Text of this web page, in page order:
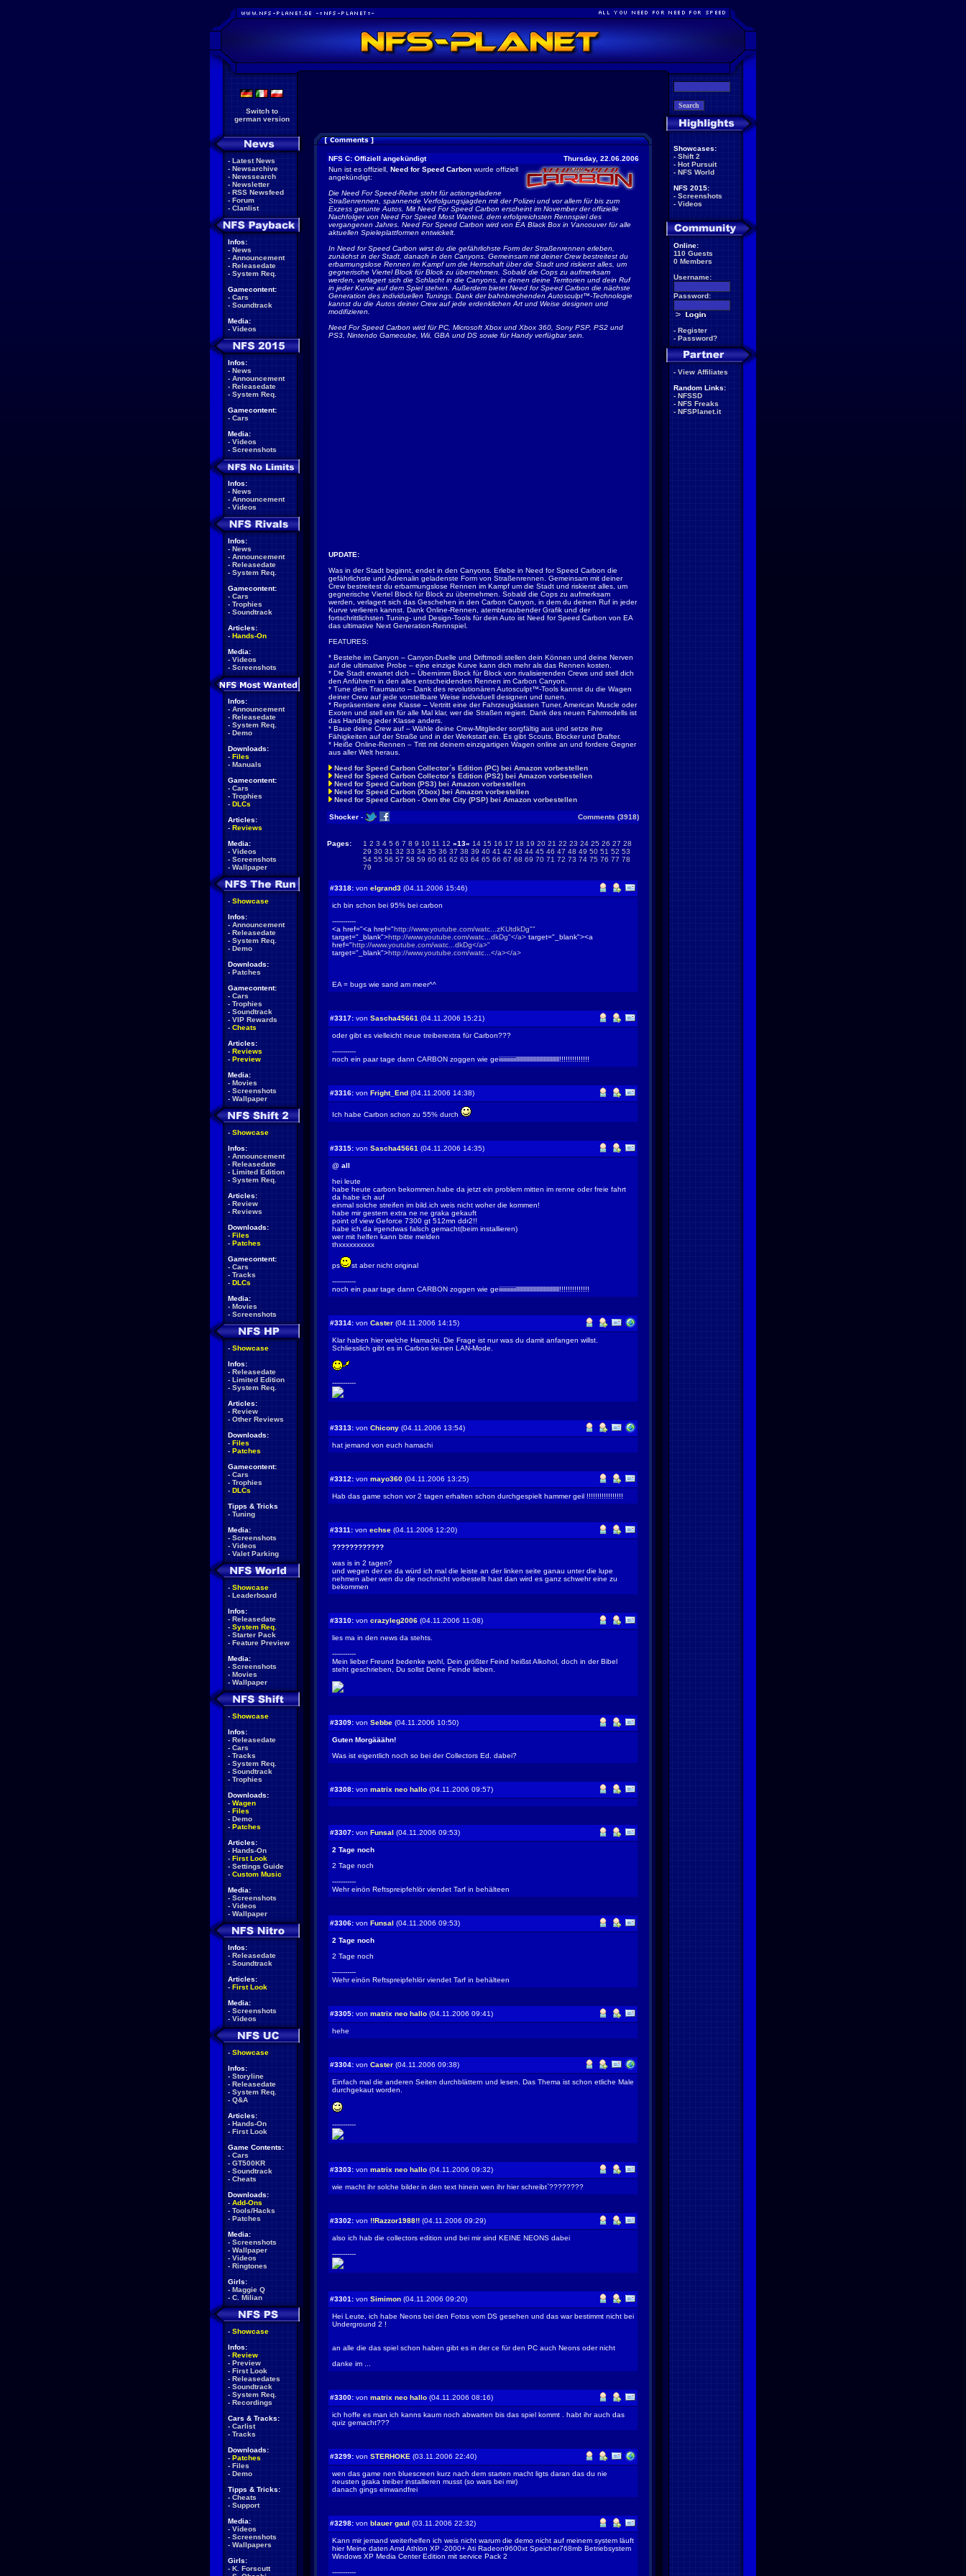
Switch to
german version
- Latest News
- Newsarchive
- Newssearch
- Newsletter
- RSS Newsfeed
- Forum
- Clanlist
Infos:
- News
- Announcement
- Releasedate
- System Req.
Gamecontent:
- Cars
- Soundtrack
Media:
- Videos
Infos:
- News
- Announcement
- Releasedate
- System Req.
Gamecontent:
- Cars
Media:
- Videos
- Screenshots
Infos:
- News
- Announcement
- Videos
Infos:
- News
- Announcement
- Releasedate
- System Req.
Gamecontent:
- Cars
- Trophies
- Soundtrack
Articles:
- Hands-On
Media:
- Videos
- Screenshots
Infos:
- Announcement
- Releasedate
- System Req.
- Demo
Downloads:
- Files
- Manuals
Gamecontent:
- Cars
- Trophies
- DLCs
Articles:
- Reviews
Media:
- Videos
- Screenshots
- Wallpaper
- Showcase
Infos:
- Announcement
- Releasedate
- System Req.
- Demo
Downloads:
- Patches
Gamecontent:
- Cars
- Trophies
- Soundtrack
- VIP Rewards
- Cheats
Articles:
- Reviews
- Preview
Media:
- Movies
- Screenshots
- Wallpaper
- Showcase
Infos:
- Announcement
- Releasedate
- Limited Edition
- System Req.
Articles:
- Review
- Reviews
Downloads:
- Files
- Patches
Gamecontent:
- Cars
- Tracks
- DLCs
Media:
- Movies
- Screenshots
- Showcase
Infos:
- Releasedate
- Limited Edition
- System Req.
Articles:
- Review
- Other Reviews
Downloads:
- Files
- Patches
Gamecontent:
- Cars
- Trophies
- DLCs
Tipps & Tricks
- Tuning
Media:
- Screenshots
- Videos
- Valet Parking
- Showcase
- Leaderboard
Infos:
- Releasedate
- System Req.
- Starter Pack
- Feature Preview
Media:
- Screenshots
- Movies
- Wallpaper
- Showcase
Infos:
- Releasedate
- Cars
- Tracks
- System Req.
- Soundtrack
- Trophies
Downloads:
- Wagen
- Files
- Demo
- Patches
Articles:
- Hands-On
- First Look
- Settings Guide
- Custom Music
Media:
- Screenshots
- Videos
- Wallpaper
Infos:
- Releasedate
- Soundtrack
Articles:
- First Look
Media:
- Screenshots
- Videos
- Showcase
Infos:
- Storyline
- Releasedate
- System Req.
- Q&A
Articles:
- Hands-On
- First Look
Game Contents:
- Cars
- GT500KR
- Soundtrack
- Cheats
Downloads:
- Add-Ons
- Tools/Hacks
- Patches
Media:
- Screenshots
- Wallpaper
- Videos
- Ringtones
Girls:
- Maggie Q
- C. Milian
- Showcase
Infos:
- Review
- Preview
- First Look
- Releasedates
- Soundtrack
- System Req.
- Recordings
Cars & Tracks:
- Carlist
- Tracks
Downloads:
- Patches
- Files
- Demo
Tipps & Tricks:
- Cheats
- Support
Media:
- Videos
- Screenshots
- Wallpapers
Girls:
- K. Forscutt
NFS C: Offiziell angekündigt
Thursday, 22.06.2006
Nun ist es offiziell, Need for Speed Carbon wurde offiziell
angekündigt:
Die Need For Speed-Reihe steht für actiongeladene
Straßenrennen, spannende Verfolgungsjagden mit der Polizei und vor allem für bis zum
Exzess getunte Autos. Mit Need For Speed Carbon erscheint im November der offizielle
Nachfolger von Need For Speed Most Wanted, dem erfolgreichsten Rennspiel des
vergangenen Jahres. Need For Speed Carbon wird von EA Black Box in Vancouver für alle
aktuellen Spieleplattformen entwickelt.
In Need for Speed Carbon wirst du die gefährlichste Form der Straßenrennen erleben,
zunächst in der Stadt, danach in den Canyons. Gemeinsam mit deiner Crew bestreitest du
erbarmungslose Rennen im Kampf um die Herrschaft über die Stadt und riskierst alles, um
gegnerische Viertel Block für Block zu übernehmen. Sobald die Cops zu aufmerksam
werden, verlagert sich die Schlacht in die Canyons, in denen deine Territorien und dein Ruf
in jeder Kurve auf dem Spiel stehen. Außerdem bietet Need for Speed Carbon die nächste
Generation des individuellen Tunings. Dank der bahnbrechenden Autosculpt™-Technologie
kannst du die Autos deiner Crew auf jede erdenklichen Art und Weise designen und
modifizieren.
Need For Speed Carbon wird für PC, Microsoft Xbox und Xbox 360, Sony PSP, PS2 und
PS3, Nintendo Gamecube, Wii, GBA und DS sowie für Handy verfügbar sein.
UPDATE:
Was in der Stadt beginnt, endet in den Canyons. Erlebe in Need for Speed Carbon die
gefährlichste und Adrenalin geladenste Form von Straßenrennen. Gemeinsam mit deiner
Crew bestreitest du erbarmungslose Rennen im Kampf um die Stadt und riskierst alles, um
gegnerische Viertel Block für Block zu übernehmen. Sobald die Cops zu aufmerksam
werden, verlagert sich das Geschehen in den Carbon Canyon, in dem du deinen Ruf in jeder
Kurve verlieren kannst. Dank Online-Rennen, atemberaubender Grafik und der
fortschrittlichsten Tuning- und Design-Tools für dein Auto ist Need for Speed Carbon von EA
das ultimative Next Generation-Rennspiel.
FEATURES:
* Bestehe im Canyon – Canyon-Duelle und Driftmodi stellen dein Können und deine Nerven
auf die ultimative Probe – eine einzige Kurve kann dich mehr als das Rennen kosten.
* Die Stadt erwartet dich – Übernimm Block für Block von rivalisierenden Crews und stell dich
den Anführern in den alles entscheidenden Rennen im Carbon Canyon.
* Tune dein Traumauto – Dank des revolutionären Autosculpt™-Tools kannst du die Wagen
deiner Crew auf jede vorstellbare Weise individuell designen und tunen.
* Repräsentiere eine Klasse – Vertritt eine der Fahrzeugklassen Tuner, American Muscle oder
Exoten und stell ein für alle Mal klar, wer die Straßen regiert. Dank des neuen Fahrmodells ist
das Handling jeder Klasse anders.
* Baue deine Crew auf – Wähle deine Crew-Mitglieder sorgfältig aus und setze ihre
Fähigkeiten auf der Straße und in der Werkstatt ein. Es gibt Scouts, Blocker und Drafter.
* Heiße Online-Rennen – Tritt mit deinem einzigartigen Wagen online an und fordere Gegner
aus aller Welt heraus.
Need for Speed Carbon Collector´s Edition (PC) bei Amazon vorbestellen
Need for Speed Carbon Collector´s Edition (PS2) bei Amazon vorbestellen
Need for Speed Carbon (PS3) bei Amazon vorbestellen
Need for Speed Carbon (Xbox) bei Amazon vorbestellen
Need for Speed Carbon - Own the City (PSP) bei Amazon vorbestellen
Shocker - Comments (3918)
Pages: 1 2 3 4 5 6 7 8 9 10 11 12 »13« 14 15 16 17 18 19 20 21 22 23 24 25 26 27 28
29 30 31 32 33 34 35 36 37 38 39 40 41 42 43 44 45 46 47 48 49 50 51 52 53
54 55 56 57 58 59 60 61 62 63 64 65 66 67 68 69 70 71 72 73 74 75 76 77 78
79
#3318: von elgrand3 (04.11.2006 15:46)
ich bin schon bei 95% bei carbon
-----------
<a href="<a href="http://www.youtube.com/watc...zKUtdkDg""
target="_blank">http://www.youtube.com/watc...dkDg"</a> target="_blank"><a
href="http://www.youtube.com/watc...dkDg</a>"
target="_blank">http://www.youtube.com/watc...</a></a>
EA = bugs wie sand am meer^^
#3317: von Sascha45661 (04.11.2006 15:21)
oder gibt es vielleicht neue treiberextra für Carbon???
-----------
noch ein paar tage dann CARBON zoggen wie geiiiiiiiiiiiillllllllllllllllllllllllllllll!!!!!!!!!!!!!!
#3316: von Fright_End (04.11.2006 14:38)
Ich habe Carbon schon zu 55% durch
#3315: von Sascha45661 (04.11.2006 14:35)
@ all
hei leute
habe heute carbon bekommen.habe da jetzt ein problem mitten im renne oder freie fahrt
da habe ich auf
einmal solche streifen im bild.ich weis nicht woher die kommen!
habe mir gestern extra ne ne graka gekauft
point of view Geforce 7300 gt 512mn ddr2!!
habe ich da irgendwas falsch gemacht(beim installieren)
wer mit helfen kann bitte melden
thxxxxxxxxxx
ps
st aber nicht original
-----------
noch ein paar tage dann CARBON zoggen wie geiiiiiiiiiiiillllllllllllllllllllllllllllll!!!!!!!!!!!!!!
#3314: von Caster (04.11.2006 14:15)
Klar haben hier welche Hamachi. Die Frage ist nur was du damit anfangen willst.
Schliesslich gibt es in Carbon keinen LAN-Mode.
-----------
#3313: von Chicony (04.11.2006 13:54)
hat jemand von euch hamachi
#3312: von mayo360 (04.11.2006 13:25)
Hab das game schon vor 2 tagen erhalten schon durchgespielt hammer geil !!!!!!!!!!!!!!!!!
#3311: von echse (04.11.2006 12:20)
????????????
was is in 2 tagen?
und wegen der ce da würd ich mal die leiste an der linken seite ganau unter die lupe
nehmen aber wen du die nochnicht vorbestellt hast dan wird es ganz schwehr eine zu
bekommen
#3310: von crazyleg2006 (04.11.2006 11:08)
lies ma in den news da stehts.
-----------
Mein lieber Freund bedenke wohl, Dein größter Feind heißst Alkohol, doch in der Bibel
steht geschrieben, Du sollst Deine Feinde lieben.
#3309: von Sebbe (04.11.2006 10:50)
Guten Morgääähn!
Was ist eigentlich noch so bei der Collectors Ed. dabei?
#3308: von matrix neo hallo (04.11.2006 09:57)
#3307: von Funsal (04.11.2006 09:53)
2 Tage noch
2 Tage noch
-----------
Wehr einön Reftspreipfehlör viendet Tarf in behälteen
#3306: von Funsal (04.11.2006 09:53)
2 Tage noch
2 Tage noch
-----------
Wehr einön Reftspreipfehlör viendet Tarf in behälteen
#3305: von matrix neo hallo (04.11.2006 09:41)
hehe
#3304: von Caster (04.11.2006 09:38)
Einfach mal die anderen Seiten durchblättern und lesen. Das Thema ist schon etliche Male
durchgekaut worden.
-----------
#3303: von matrix neo hallo (04.11.2006 09:32)
wie macht ihr solche bilder in den text hinein wen ihr hier schreibt`????????
#3302: von !!Razzor1988!! (04.11.2006 09:29)
also ich hab die collectors edition und bei mir sind KEINE NEONS dabei
-----------
#3301: von Simimon (04.11.2006 09:20)
Hei Leute, ich habe Neons bei den Fotos vom DS gesehen und das war bestimmt nicht bei
Underground 2 !
an alle die das spiel schon haben gibt es in der ce für den PC auch Neons oder nicht
danke im ...
#3300: von matrix neo hallo (04.11.2006 08:16)
ich hoffe es man ich kanns kaum noch abwarten bis das spiel kommt . habt ihr auch das
quiz gemacht???
#3299: von STERHOKE (03.11.2006 22:40)
wen das game nen bluescreen kurz nach dem starten macht ligts daran das du nie
neusten graka treiber installieren musst (so wars bei mir)
danach gings einwandfrei
#3298: von blauer gaul (03.11.2006 22:32)
Kann mir jemand weiterhelfen ich weis nicht warum die demo nicht auf meinem system läuft
hier Meine daten Amd Athlon XP -2000+ Ati Radeon9600xt Speicher768mb Betriebsystem
Windows XP Media Center Edition mit service Pack 2
-----------
Showcases:
- Shift 2
- Hot Pursuit
- NFS World
NFS 2015:
- Screenshots
- Videos
Online:
110 Guests
0 Members
Username:
Password:
- Register
- Password?
- View Affiliates
Random Links:
- NFSSD
- NFS Freaks
- NFSPlanet.it